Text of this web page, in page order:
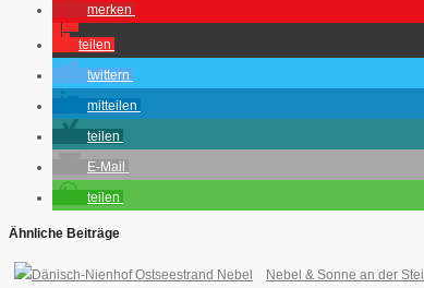
merken
teilen
twittern
mitteilen
teilen
E-Mail
teilen
Ähnliche Beiträge
Nebel & Sonne an der